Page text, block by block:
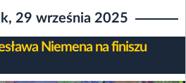
29 września 2025
Niemena na finiszu